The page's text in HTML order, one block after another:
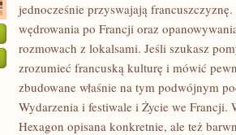
jednocześnie przyswajają
wędrowania po Francji oraz
rozmowach z lokalsami. Jeśli szukasz
zrozumieć francuską kulturę i mówić
zbudowane właśnie na tym podwójnym
Wydarzenia i festiwale i Życie we Francji.
Hexagon opisana konkretnie, ale też